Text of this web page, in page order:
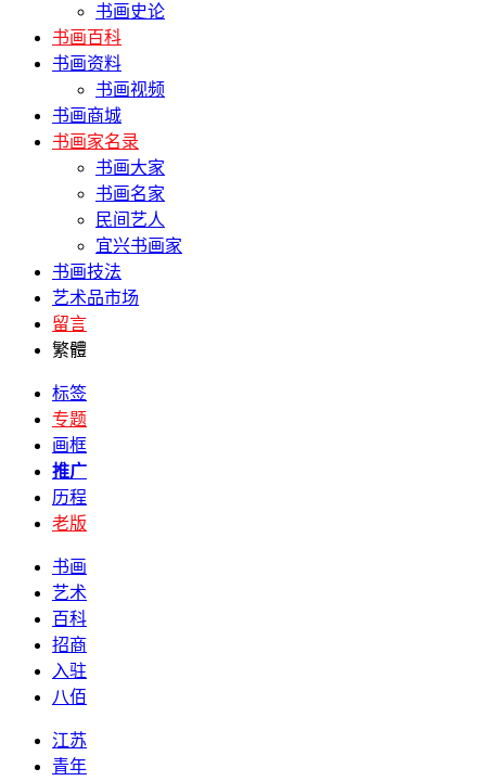
书画史论
书画百科
书画资料
书画视频
书画商城
书画家名录
书画大家
书画名家
民间艺人
宜兴书画家
书画技法
艺术品市场
留言
繁體
标签
专题
画框
推广
历程
老版
书画
艺术
百科
招商
入驻
八佰
江苏
青年